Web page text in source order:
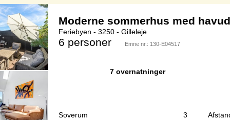
Moderne sommerhus med
Feriebyen - 3250 - Gilleleje
6 personer Emne nr.: 130-E04517
7 overnatninger
Soverum
3